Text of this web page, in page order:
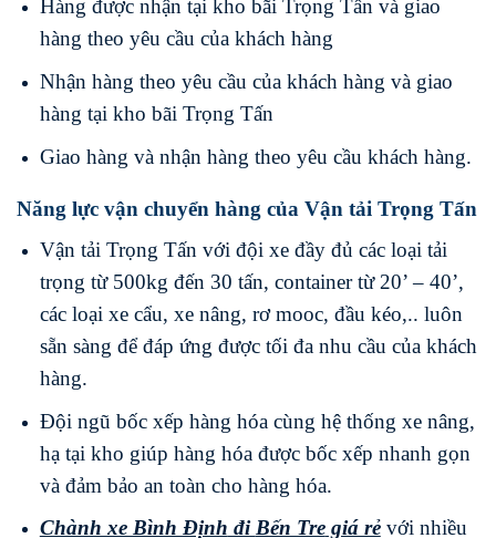
Hàng được nhận tại kho bãi Trọng Tấn và giao
hàng theo yêu cầu của khách hàng
Nhận hàng theo yêu cầu của khách hàng và giao
hàng tại kho bãi Trọng Tấn
Giao hàng và nhận hàng theo yêu cầu khách hàng.
Năng lực vận chuyển hàng của Vận tải Trọng Tấn
Vận tải Trọng Tấn với đội xe đầy đủ các loại tải
trọng từ 500kg đến 30 tấn, container từ 20’ – 40’,
các loại xe cẩu, xe nâng, rơ mooc, đầu kéo,.. luôn
sẵn sàng để đáp ứng được tối đa nhu cầu của khách
hàng.
Đội ngũ bốc xếp hàng hóa cùng hệ thống xe nâng,
hạ tại kho giúp hàng hóa được bốc xếp nhanh gọn
và đảm bảo an toàn cho hàng hóa.
Chành xe Bình Định điBến Tregiá rẻvới nhiều